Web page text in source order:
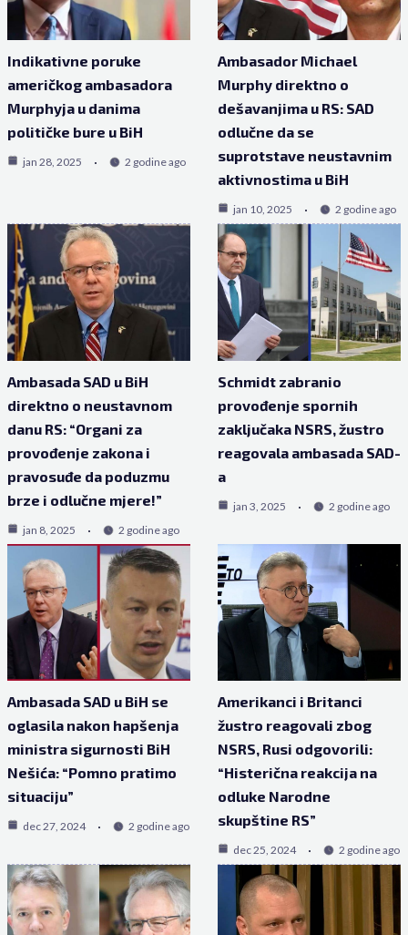
Indikativne poruke
američkog ambasadora
Murphyja u danima
političke bure u BiH
jan 28, 2025 2 godine ago
Ambasador Michael
Murphy direktno o
dešavanjima u RS: SAD
odlučne da se
suprotstave neustavnim
aktivnostima u BiH
jan 10, 2025 2 godine ago
Ambasada SAD u BiH
direktno o neustavnom
danu RS: “Organi za
provođenje zakona i
pravosuđe da poduzmu
brze i odlučne mjere!”
jan 8, 2025 2 godine ago
Schmidt zabranio
provođenje spornih
zaključaka NSRS, žustro
reagovala ambasada SAD-
a
jan 3, 2025 2 godine ago
Ambasada SAD u BiH se
oglasila nakon hapšenja
ministra sigurnosti BiH
Nešića: “Pomno pratimo
situaciju”
dec 27, 2024 2 godine ago
Amerikanci i Britanci
žustro reagovali zbog
NSRS, Rusi odgovorili:
“Histerična reakcija na
odluke Narodne
skupštine RS”
dec 25, 2024 2 godine ago